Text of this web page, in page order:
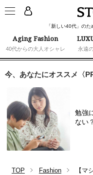
「新しい40代」の
Aging Fashion
40代からの大人オシャレ 永遠
今、あなたにオススメ〈PR
勉強
ない
TOP Fashion
【マ